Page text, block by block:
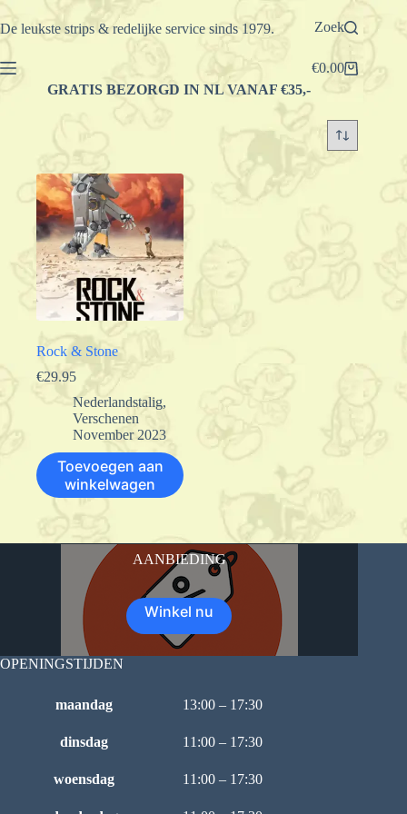
Ga
naar
De leukste strips & redelijke service sinds 1979. Zoek
Winkelwagen
€0.00
GRATIS BEZORGD IN NL VANAF €35,-
Rock & Stone
€29.95
Nederlandstalig,
Verschenen
November 2023
Toevoegen aan
winkelwagen
AANBIEDING
Winkel nu
OPENINGSTIJDEN
maandag 13:00 – 17:30
dinsdag 11:00 – 17:30
woensdag 11:00 – 17:30